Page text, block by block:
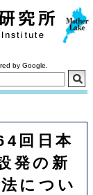
by Google.
回日本
発の新
につい